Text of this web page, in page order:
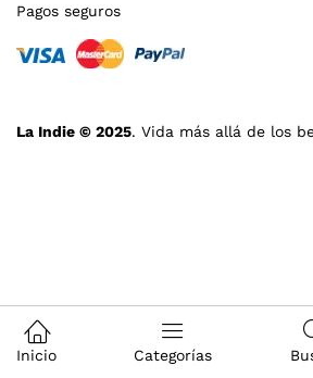
La Indie © 2025. Vida más allá de los
Pagos seguros
Inicio Categorías